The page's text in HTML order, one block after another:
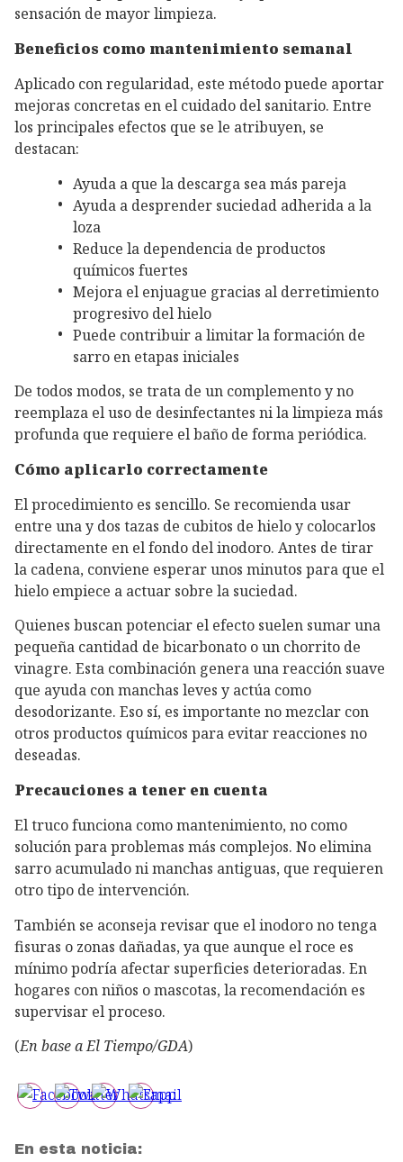
sensación de mayor limpieza.
Beneficios como mantenimiento semanal
Aplicado con regularidad, este método puede aportar
mejoras concretas en el cuidado del sanitario. Entre
los principales efectos que se le atribuyen, se
destacan:
Ayuda a que la descarga sea más pareja
Ayuda a desprender suciedad adherida a la
loza
Reduce la dependencia de productos
químicos fuertes
Mejora el enjuague gracias al derretimiento
progresivo del hielo
Puede contribuir a limitar la formación de
sarro en etapas iniciales
De todos modos, se trata de un complemento y no
reemplaza el uso de desinfectantes ni la limpieza más
profunda que requiere el baño de forma periódica.
Cómo aplicarlo correctamente
El procedimiento es sencillo. Se recomienda usar
entre una y dos tazas de cubitos de hielo y colocarlos
directamente en el fondo del inodoro. Antes de tirar
la cadena, conviene esperar unos minutos para que el
hielo empiece a actuar sobre la suciedad.
Quienes buscan potenciar el efecto suelen sumar una
pequeña cantidad de bicarbonato o un chorrito de
vinagre. Esta combinación genera una reacción suave
que ayuda con manchas leves y actúa como
desodorizante. Eso sí, es importante no mezclar con
otros productos químicos para evitar reacciones no
deseadas.
Precauciones a tener en cuenta
El truco funciona como mantenimiento, no como
solución para problemas más complejos. No elimina
sarro acumulado ni manchas antiguas, que requieren
otro tipo de intervención.
También se aconseja revisar que el inodoro no tenga
fisuras o zonas dañadas, ya que aunque el roce es
mínimo podría afectar superficies deterioradas. En
hogares con niños o mascotas, la recomendación es
supervisar el proceso.
(En base a El Tiempo/GDA)
En esta noticia: